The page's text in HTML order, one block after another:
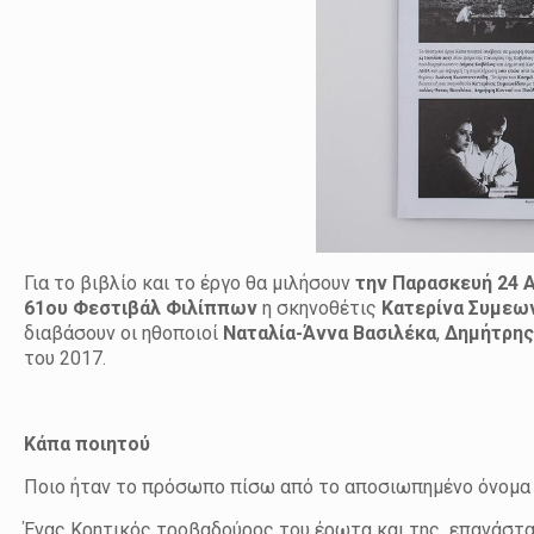
Για το βιβλίο και το έργο θα μιλήσουντην Παρασκευή 24
61ου Φεστιβάλ Φιλίππων η σκηνοθέτις Κατερίνα
διαβάσουν οι ηθοποιοί Ναταλία-Άννα Βασιλέκα,
του 2017.
Κάπα ποιητού
Ποιο ήταν το πρόσωπο πίσω από το αποσιωπημένο